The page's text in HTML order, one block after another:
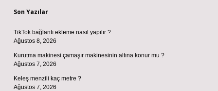
Son Yazılar
TikTok bağlantı ekleme nasıl yapılır ?
Ağustos 8, 2026
Kurutma makinesi çamaşır makinesinin altına konur mu ?
Ağustos 7, 2026
Keleş menzili kaç metre ?
Ağustos 7, 2026